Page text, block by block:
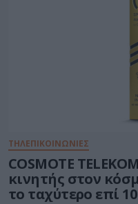
ΤΗΛΕΠΙΚΟΙΝΩΝΙΕΣ
COSMOTE
κινητής στον
το ταχύτερο επί